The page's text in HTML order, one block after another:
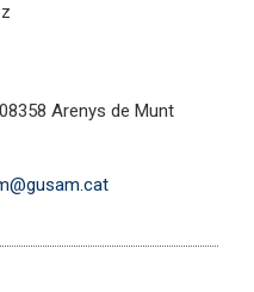
Arenys de Munt